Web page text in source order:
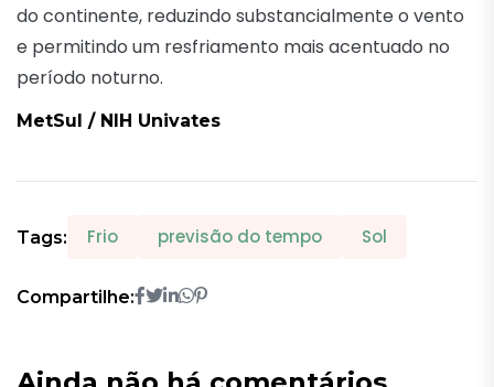
do continente, reduzindo substancialmente o vento
e permitindo um resfriamento mais acentuado no
período noturno.
MetSul / NIH Univates
Tags: Frio previsão do tempo Sol
Compartilhe: